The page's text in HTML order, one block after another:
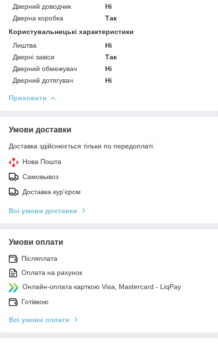
Дверний доводчик
Ні
Дверна коробка
Так
Користувальницькі характеристики
Лиштва
Ні
Дверні завіси
Так
Дверний обмежувач
Ні
Дверний дотягувач
Ні
Приховати
Умови доставки
Доставка здійснюється тільки по передоплаті.
Нова Пошта
Самовывоз
Доставка кур'єром
Всі умови доставки
Умови оплати
Післяплата
Оплата на рахунок
Онлайн-оплата карткою Visa, Mastercard - LiqPay
Готівкою
Всі умови оплати